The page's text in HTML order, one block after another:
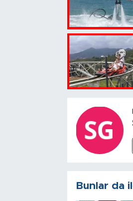
Bunlar da